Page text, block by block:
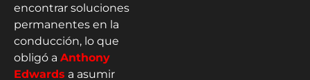
encontrar soluciones
permanentes en la
conducción, lo que
obligó a Anthony
Edwards a asumir